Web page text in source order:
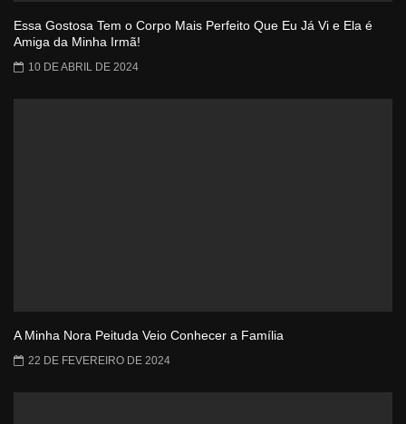
Essa Gostosa Tem o Corpo Mais Perfeito Que Eu Já Vi e Ela é
Amiga da Minha Irmã!
10 DE ABRIL DE 2024
A Minha Nora Peituda Veio Conhecer a Família
22 DE FEVEREIRO DE 2024